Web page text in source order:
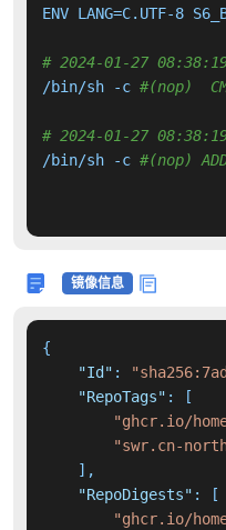
ENV LANG=C.UTF-8
# 2024-01-27
/bin/sh -c #(nop)
# 2024-01-27
/bin/sh -c #(nop)
镜像信息
{
"Id" :
"RepoTags" :
[
"ghcr.io/
"swr.cn-
] ,
"RepoDigests" :
[
"ghcr.io/